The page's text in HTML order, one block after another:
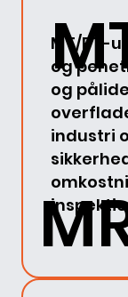
MT/PT-
og
og
industri